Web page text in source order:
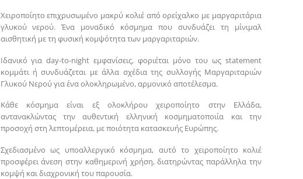
Χειροποίητο επιχρυσωμένο μακρύ κολιέ από ορείχαλκο με μαργαριτάρια
γλυκού νερού. Ένα μοναδικό κόσμημα που συνδυάζει τη μίνιμαλ
αισθητική με τη φυσική κομψότητα των μαργαριταριών.
Ιδανικό για day-to-night εμφανίσεις, φοριέται μόνο του ως statement
κομμάτι ή συνδυάζεται με άλλα σχέδια της συλλογής Μαργαριταριών
Γλυκού Νερού για ένα ολοκληρωμένο, αρμονικό αποτέλεσμα.
Κάθε κόσμημα είναι εξ ολοκλήρου χειροποίητο στην Ελλάδα,
αντανακλώντας την αυθεντική ελληνική κοσμηματοποιία και την
προσοχή στη λεπτομέρεια, με ποιότητα κατασκευής Ευρώπης.
Σχεδιασμένο ως υποαλλεργικό κόσμημα, αυτό το χειροποίητο κολιέ
προσφέρει άνεση στην καθημερινή χρήση, διατηρώντας παράλληλα την
κομψή και διαχρονική του παρουσία.